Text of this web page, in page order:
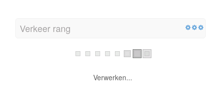
Verkeer rang
Verwerken...